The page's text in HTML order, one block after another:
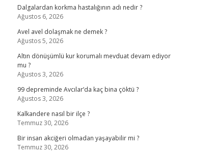
Dalgalardan korkma hastalığının adı nedir ?
Ağustos 6, 2026
Avel avel dolaşmak ne demek ?
Ağustos 5, 2026
Altın dönüşümlü kur korumalı mevduat devam ediyor
mu ?
Ağustos 3, 2026
99 depreminde Avcılar’da kaç bina çöktü ?
Ağustos 3, 2026
Kalkandere nasıl bir ilçe ?
Temmuz 30, 2026
Bir insan akciğeri olmadan yaşayabilir mi ?
Temmuz 30, 2026